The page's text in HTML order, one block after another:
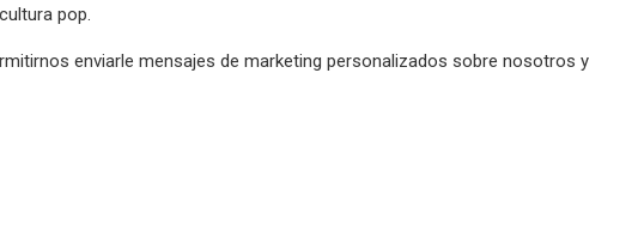
pop.
enviarle mensajes de marketing personalizados sobre nosotros y